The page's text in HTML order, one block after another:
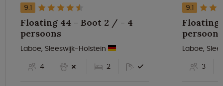
9.1
Floating 44 - Boot 2 / - 4
persoons
Laboe, Sleeswijk-Holstein
4
2
9.1
Floating
persoons
Laboe,
3